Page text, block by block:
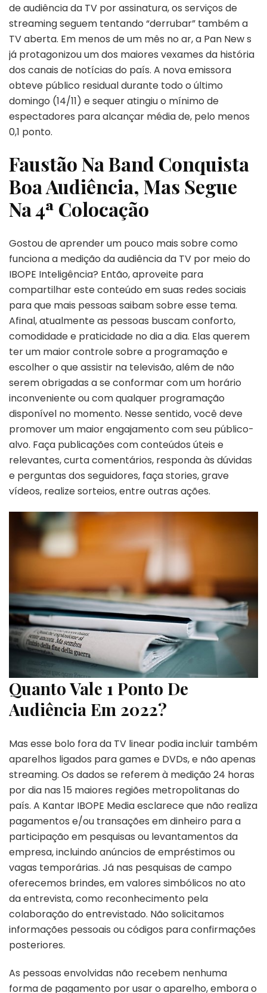
de audiência da TV por assinatura, os serviços de
streaming seguem tentando “derrubar” também a
TV aberta. Em menos de um mês no ar, a Pan New s
já protagonizou um dos maiores vexames da história
dos canais de notícias do país. A nova emissora
obteve público residual durante todo o último
domingo (14/11) e sequer atingiu o mínimo de
espectadores para alcançar média de, pelo menos
0,1 ponto.
Faustão Na Band Conquista
Boa Audiência, Mas Segue
Na 4ª Colocação
Gostou de aprender um pouco mais sobre como
funciona a medição da audiência da TV por meio do
IBOPE Inteligência? Então, aproveite para
compartilhar este conteúdo em suas redes sociais
para que mais pessoas saibam sobre esse tema.
Afinal, atualmente as pessoas buscam conforto,
comodidade e praticidade no dia a dia. Elas querem
ter um maior controle sobre a programação e
escolher o que assistir na televisão, além de não
serem obrigadas a se conformar com um horário
inconveniente ou com qualquer programação
disponível no momento. Nesse sentido, você deve
promover um maior engajamento com seu público-
alvo. Faça publicações com conteúdos úteis e
relevantes, curta comentários, responda às dúvidas
e perguntas dos seguidores, faça stories, grave
vídeos, realize sorteios, entre outras ações.
Quanto Vale 1 Ponto De
Audiência Em 2022?
Mas esse bolo fora da TV linear podia incluir também
aparelhos ligados para games e DVDs, e não apenas
streaming. Os dados se referem à medição 24 horas
por dia nas 15 maiores regiões metropolitanas do
país. A Kantar IBOPE Media esclarece que não realiza
pagamentos e/ou transações em dinheiro para a
participação em pesquisas ou levantamentos da
empresa, incluindo anúncios de empréstimos ou
vagas temporárias. Já nas pesquisas de campo
oferecemos brindes, em valores simbólicos no ato
da entrevista, como reconhecimento pela
colaboração do entrevistado. Não solicitamos
informações pessoais ou códigos para confirmações
posteriores.
As pessoas envolvidas não recebem nenhuma
forma de pagamento por usar o aparelho, embora o